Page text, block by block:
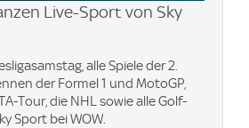
Live-Sport von Sky
alle Spiele der 2.
der Formel 1 und MotoGP,
Tour, die NHL sowie alle Golf-
Sport bei WOW.